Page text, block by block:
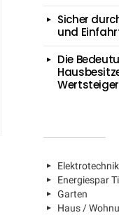
Sicher
und
Die
Energiespar
Garten
Haus /